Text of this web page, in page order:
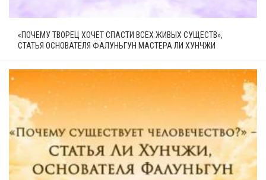
«ПОЧЕМУ ТВОРЕЦ ХОЧЕТ СПАСТИ ВСЕХ ЖИВЫХ СУЩЕСТВ»,
СТАТЬЯ ОСНОВАТЕЛЯ ФАЛУНЬГУН МАСТЕРА ЛИ ХУНЧЖИ